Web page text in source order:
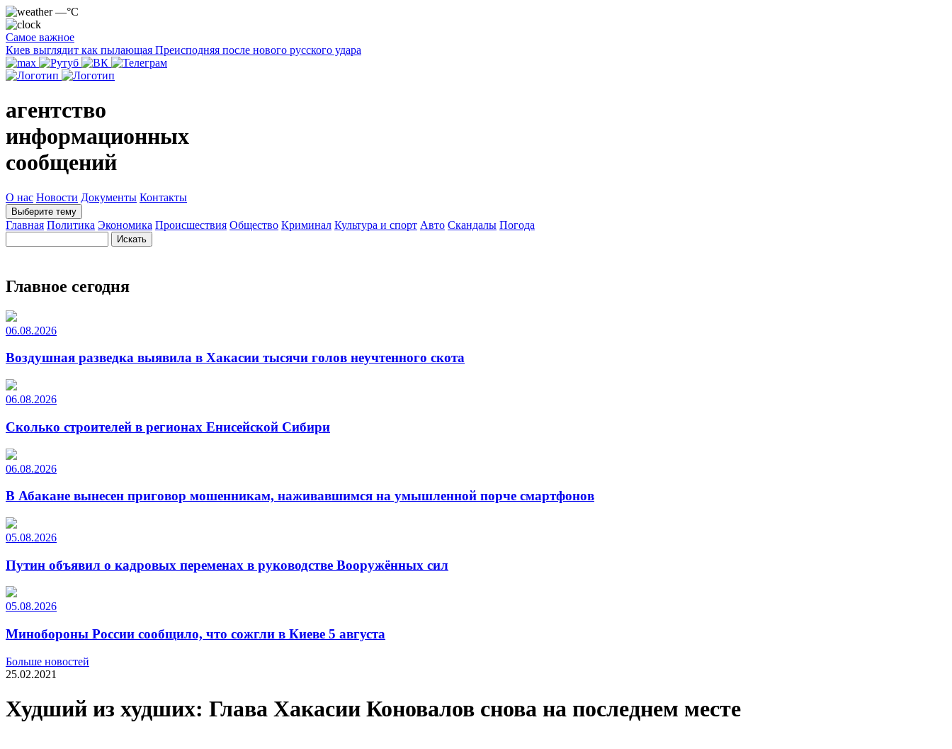
—°C
Самое важное
Киев выглядит как пылающая Преисподняя после нового русского удара
агентство
информационных
сообщений
О нас Новости Документы Контакты
Выберите тему
Главная Политика Экономика Происшествия Общество Криминал Культура и спорт Авто Скандалы Погода
Главное сегодня
06.08.2026
Воздушная разведка выявила в Хакасии тысячи голов неучтенного скота
06.08.2026
Сколько строителей в регионах Енисейской Сибири
06.08.2026
В Абакане вынесен приговор мошенникам, наживавшимся на умышленной порче смартфонов
05.08.2026
Путин объявил о кадровых переменах в руководстве Вооружённых сил
05.08.2026
Минобороны России сообщило, что сожгли в Киеве 5 августа
Больше новостей
25.02.2021
Худший из худших: Глава Хакасии Коновалов снова на последнем месте